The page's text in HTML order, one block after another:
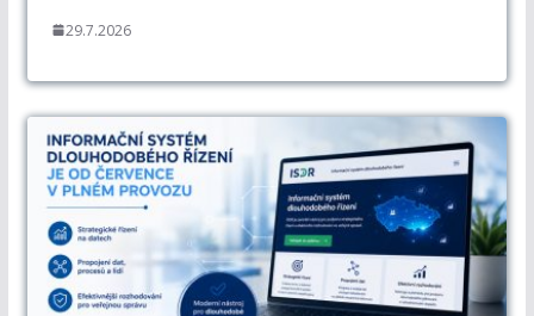
29.7.2026